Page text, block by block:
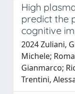
High
predict the
cognitive
2024 Zuliani,
Michele;
Gianmarco;
Trentini,